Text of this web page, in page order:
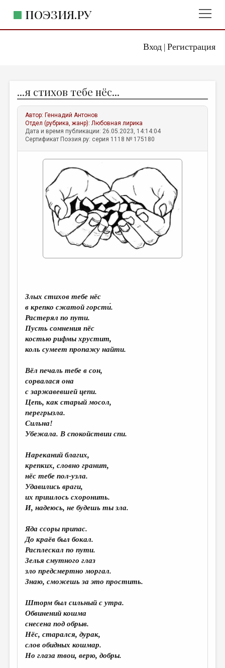
Вход| Регистрация
ПОЭЗИЯ.РУ
ЖАНРЫ
АВТОРЫ
КОММЕНТАРИИ
ЛИТСАЛОН
ПРАВИЛА САЙТА
ОТДЕЛЫ И РУБРИКИ
ИЗБРАННОЕ
ПРОИЗВЕДЕНИЯ
КОНКУРСЫ
ДЕТСКАЯ КОМНАТА
КНИЖНАЯ ПОЛКА
ОБЗОР ЛИТЕРАТУРЫ
ОБЪЯВЛЕНИЯ
КОЛОНКА РЕДАКТОРА
РЕДКОЛЛЕГИЯ
ОТ РЕДАКЦИИ
МАЛАЯ ПРОЗА
ЭССЕИСТИКА
ЛИТЕРАТУРОВЕДЕНИЕ
КУЛЬТУРОВЕДЕНИЕ
ПУБЛИЦИСТИКА
РЕЦЕНЗИРОВАНИЕ
ЦИКЛЫ ПУБЛИКАЦИЙ
ТРЕДИАКОВСКИЙ
ВКОНТАКТЕ
...я стихов тебе нёс...
Автор: Геннадий Антонов
Отдел (рубрика, жанр):Любовная лирика
Дата и время публикации: 26.05.2023, 14:14:04
Сертификат Поэзия.ру: серия 1118 № 175180
Злых стихов тебе нёс
в крепко сжатой горсти́.
Растерял по пути.
Пусть сомнения пёс
костью рифмы хрустит,
коль сумеет пропажу найти.
Вёл печаль тебе в сон,
сорвалася она
с заржавевшей цепи.
Цепь, как старый мосол,
перегрызла.
Сильна!
Убежала. В спокойствии спи.
Нареканий благих,
крепких, словно гранит,
нёс тебе пол-узла.
Удавились враги,
их пришлось схоронить.
И, надеюсь, не будешь ты зла.
Яда ссоры припас.
До краёв был бокал.
Расплескал по пути.
Зелья смутного глаз
зло предсмертно моргал.
Знаю, сможешь за это простить.
Шторм был сильный с утра.
Обвинений кошма
снесена под обрыв.
Нёс, старался, дурак,
слов обидных кошмар.
Но глаза твои, верю, добры.